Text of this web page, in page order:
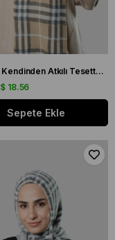
Bej Kışlık Kendinden Atkılı Tesettür Bone Jakar Ekoseli 2322_12
$ 18.56
Sepete Ekle